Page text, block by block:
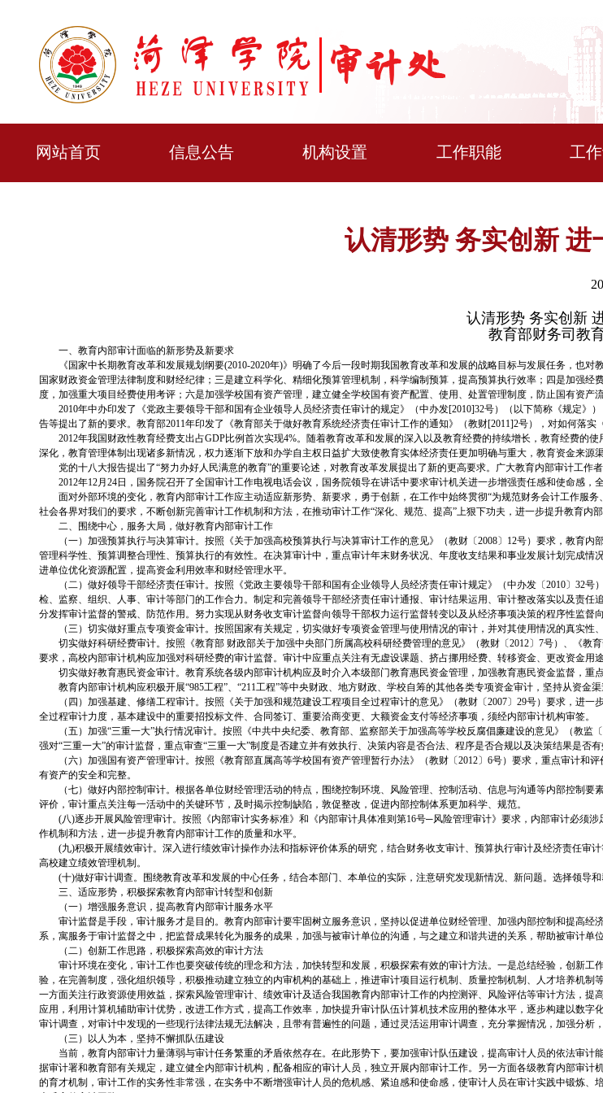
网站首页 信息公告 机构设置 工作职能 工
认清形势 务实创新
认清形势 务实创新
教育部财务司教
一、教育内部审计面临的新形势及新要求
《国家中长期教育改革和发展规划纲要(2010-2020年)》明确了今后一段时期我国教育改革和发展的战略目标与发展任务，
国家财政资金管理法律制度和财经纪律；三是建立科学化、精细化预算管理机制，科学编制预算，提高预算执行效率；四是加强
度，加强重大项目经费使用考评；六是加强学校国有资产管理，建立健全学校国有资产配置、使用、处置管理制度，防止国有资产
2010年中办印发了《党政主要领导干部和国有企业领导人员经济责任审计的规定》（中办发[2010]32号）（以下简称《规定
告等提出了新的要求。教育部2011年印发了《教育部关于做好教育系统经济责任审计工作的通知》（教财[2011]2号），对如何落实
2012年我国财政性教育经费支出占GDP比例首次实现4%。随着教育改革和发展的深入以及教育经费的持续增长，教育经费
深化，教育管理体制出现诸多新情况，权力逐渐下放和办学自主权日益扩大致使教育实体经济责任更加明确与重大，教育资金来源
党的十八大报告提出了“努力办好人民满意的教育”的重要论述，对教育改革发展提出了新的更高要求。广大教育内部审计工
2012年12月24日，国务院召开了全国审计工作电视电话会议，国务院领导在讲话中要求审计机关进一步增强责任感和使命感
面对外部环境的变化，教育内部审计工作应主动适应新形势、新要求，勇于创新，在工作中始终贯彻“为规范财务会计工作服
社会各界对我们的要求，不断创新完善审计工作机制和方法，在推动审计工作“深化、规范、提高”上狠下功夫，进一步提升教育内
二、围绕中心，服务大局，做好教育内部审计工作
（一）加强预算执行与决算审计。按照《关于加强高校预算执行与决算审计工作的意见》（教财〔2008〕12号）要求，教
管理科学性、预算调整合理性、预算执行的有效性。在决算审计中，重点审计年末财务状况、年度收支结果和事业发展计划完成
进单位优化资源配置，提高资金利用效率和财经管理水平。
（二）做好领导干部经济责任审计。按照《党政主要领导干部和国有企业领导人员经济责任审计规定》（中办发〔2010〕32
检、监察、组织、人事、审计等部门的工作合力。制定和完善领导干部经济责任审计通报、审计结果运用、审计整改落实以及责
分发挥审计监督的警戒、防范作用。努力实现从财务收支审计监督向领导干部权力运行监督转变以及从经济事项决策的程序性监督
（三）切实做好重点专项资金审计。按照国家有关规定，切实做好专项资金管理与使用情况的审计，并对其使用情况的真实性
切实做好科研经费审计。按照《教育部 财政部关于加强中央部门所属高校科研经费管理的意见》（教财〔2012〕7号）、《
要求，高校内部审计机构应加强对科研经费的审计监督。审计中应重点关注有无虚设课题、挤占挪用经费、转移资金、更改资金
切实做好教育惠民资金审计。教育系统各级内部审计机构应及时介入本级部门教育惠民资金管理，加强教育惠民资金监督，重
教育内部审计机构应积极开展“985工程”、“211工程”等中央财政、地方财政、学校自筹的其他各类专项资金审计，坚持从资金
（四）加强基建、修缮工程审计。按照《关于加强和规范建设工程项目全过程审计的意见》（教财〔2007〕29号）要求，
全过程审计力度，基本建设中的重要招投标文件、合同签订、重要洽商变更、大额资金支付等经济事项，须经内部审计机构审签。
（五）加强“三重一大”执行情况审计。按照《中共中央纪委、教育部、监察部关于加强高等学校反腐倡廉建设的意见》（教
强对“三重一大”的审计监督，重点审查“三重一大”制度是否建立并有效执行、决策内容是否合法、程序是否合规以及决策结果是否
（六）加强国有资产管理审计。按照《教育部直属高等学校国有资产管理暂行办法》（教财〔2012〕6号）要求，重点审计
有资产的安全和完整。
（七）做好内部控制审计。根据各单位财经管理活动的特点，围绕控制环境、风险管理、控制活动、信息与沟通等内部控制
评价，审计重点关注每一活动中的关键环节，及时揭示控制缺陷，敦促整改，促进内部控制体系更加科学、规范。
(八)逐步开展风险管理审计。按照《内部审计实务标准》和《内部审计具体准则第16号─风险管理审计》要求，内部审计必须
作机制和方法，进一步提升教育内部审计工作的质量和水平。
(九)积极开展绩效审计。深入进行绩效审计操作办法和指标评价体系的研究，结合财务收支审计、预算执行审计及经济责任
高校建立绩效管理机制。
(十)做好审计调查。围绕教育改革和发展的中心任务，结合本部门、本单位的实际，注意研究发现新情况、新问题。选择领
三、适应形势，积极探索教育内部审计转型和创新
（一）增强服务意识，提高教育内部审计服务水平
审计监督是手段，审计服务才是目的。教育内部审计要牢固树立服务意识，坚持以促进单位财经管理、加强内部控制和提高
系，寓服务于审计监督之中，把监督成果转化为服务的成果，加强与被审计单位的沟通，与之建立和谐共进的关系，帮助被审计
（二）创新工作思路，积极探索高效的审计方法
审计环境在变化，审计工作也要突破传统的理念和方法，加快转型和发展，积极探索有效的审计方法。一是总结经验，创新
验，在完善制度，强化组织领导，积极推动建立独立的内审机构的基础上，推进审计项目运行机制、质量控制机制、人才培养机
一方面关注行政资源使用效益，探索风险管理审计、绩效审计及适合我国教育内部审计工作的内控测评、风险评估等审计方法，
应用，利用计算机辅助审计优势，改进工作方式，提高工作效率，加快提升审计队伍计算机技术应用的整体水平，逐步构建以数
审计调查，对审计中发现的一些现行法律法规无法解决，且带有普遍性的问题，通过灵活运用审计调查，充分掌握情况，加强分析
（三）以人为本，坚持不懈抓队伍建设
当前，教育内部审计力量薄弱与审计任务繁重的矛盾依然存在。在此形势下，要加强审计队伍建设，提高审计人员的依法审
据审计署和教育部有关规定，建立健全内部审计机构，配备相应的审计人员，独立开展内部审计工作。另一方面各级教育内部审
的育才机制，审计工作的实务性非常强，在实务中不断增强审计人员的危机感、紧迫感和使命感，使审计人员在审计实践中锻炼